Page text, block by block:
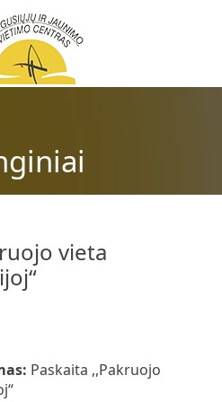
vieta
Paskaita ,,Pakruojo